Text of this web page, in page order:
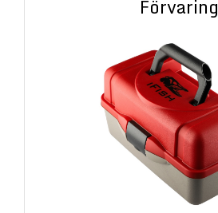
Förvaring